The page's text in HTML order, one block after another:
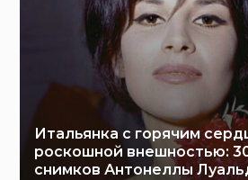
Итальянка с горячим
роскошной внешностью:
снимков Антонеллы